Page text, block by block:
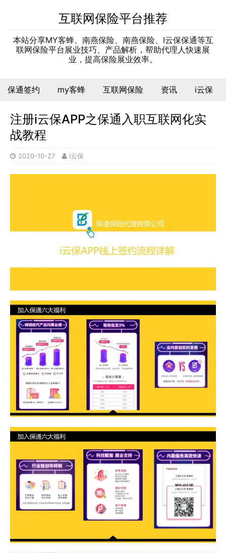
互联网保险平台推荐
本站分享MY客蜂、南燕保险、南燕保险、I云保保通等互
联网保险平台展业技巧、产品解析，帮助代理人快速展
业，提高保险展业效率。
保通签约 my客蜂 互联网保险 资讯 i云保
注册i云保APP之保通入职互联网化实
战教程
2020-10-27 i云保